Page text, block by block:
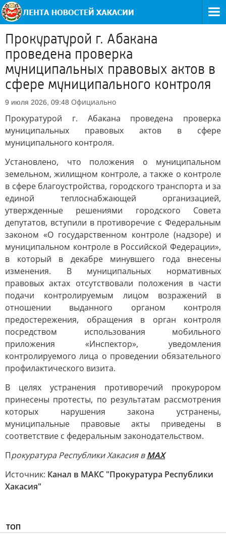
Прокуратурой г. Абакана
проведена проверка
муниципальных правовых актов в
сфере муниципального контроля
9 июля 2026, 09:48 Официально
Прокуратурой г. Абакана проведена проверка
муниципальных правовых актов в сфере
муниципального контроля.
Установлено, что положения о муниципальном
земельном, жилищном контроле, а также о контроле
в сфере благоустройства, городского транспорта и за
единой теплоснабжающей организацией,
утвержденные решениями городского Совета
депутатов, вступили в противоречие с Федеральным
законом «О государственном контроле (надзоре) и
муниципальном контроле в Российской Федерации»,
в который в декабре минувшего года внесены
изменения. В муниципальных нормативных
правовых актах отсутствовали положения в части
подачи контролируемым лицом возражений в
отношении выданного органом контроля
предостережения, обращения в орган контроля
посредством использования мобильного
приложения «Инспектор», уведомления
контролируемого лица о проведении обязательного
профилактического визита.
В целях устранения противоречий прокурором
принесены протесты, по результатам рассмотрения
которых нарушения закона устранены,
муниципальные правовые акты приведены в
соответствие с федеральным законодательством.
Прокуратура Республики Хакасия вМАХ
Источник: Канал в МАКС "Прокуратура Республики
Хакасия"
ТОП